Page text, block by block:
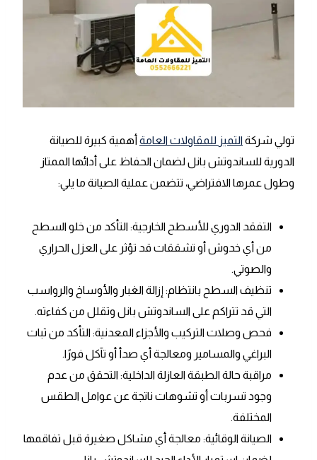
تولي شركةالتميز للمقاولات العامة أهمية كبيرة للصيانة
الدورية للساندوتش بانل لضمان الحفاظ على أدائها الممتاز
وطول عمرها الافتراضي، تتضمن عملية الصيانة ما يلي:
التفقد الدوري للأسطح الخارجية: التأكد من خلو السطح
من أي خدوش أو تشققات قد تؤثر على العزل الحراري
والصوتي.
تنظيف السطح بانتظام: إزالة الغبار والأوساخ والرواسب
التي قد تتراكم على الساندوتش بانل وتقلل من كفاءته.
فحص وصلات التركيب والأجزاء المعدنية: التأكد من ثبات
البراغي والمسامير ومعالجة أي صدأ أو تآكل فورًا.
مراقبة حالة الطبقة العازلة الداخلية: التحقق من عدم
وجود تسربات أو تشوهات ناتجة عن عوامل الطقس
المختلفة.
الصيانة الوقائية: معالجة أي مشاكل صغيرة قبل تفاقمها